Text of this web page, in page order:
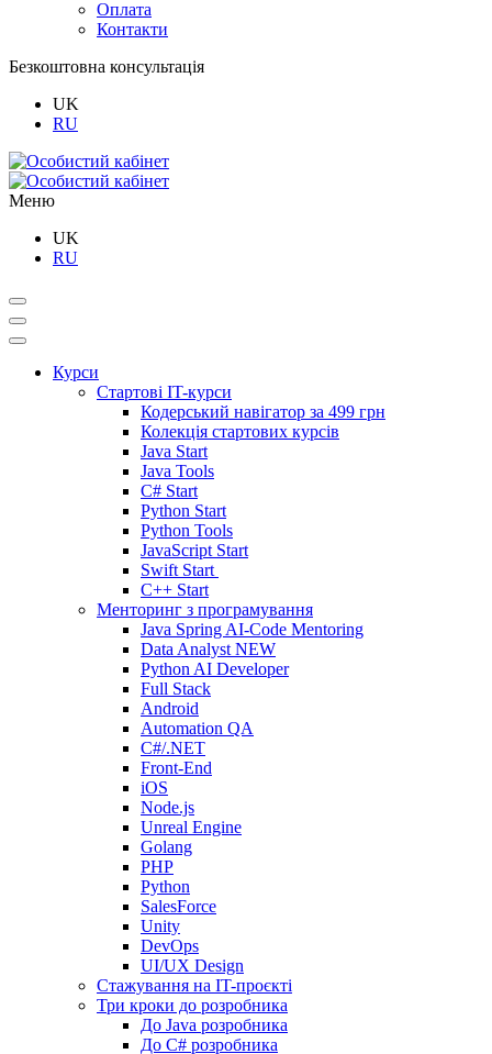
Оплата
Контакти
Безкоштовна консультація
UK
RU
Меню
UK
RU
Курси
Стартові IT-курси
Кодерський навігатор за 499 грн
Колекція стартових курсів
Java Start
Java Tools
C# Start
Python Start
Python Tools
JavaScript Start
Swift Start
C++ Start
Менторинг з програмування
Java Spring AI-Code Mentoring
Data Analyst NEW
Python AI Developer
Full Stack
Android
Automation QA
C#/.NET
Front-End
iOS
Node.js
Unreal Engine
Golang
PHP
Python
SalesForce
Unity
DevOps
UI/UX Design
Стажування на IT-проєкті
Три кроки до розробника
До Java розробника
До C# розробника